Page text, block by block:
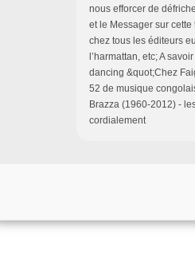
nous efforcer de
et le Messager sur
chez tous les éditeurs
l’harmattan, etc; A
dancing &quot;Chez
52 de musique
Brazza (1960-2012) -
cordialement